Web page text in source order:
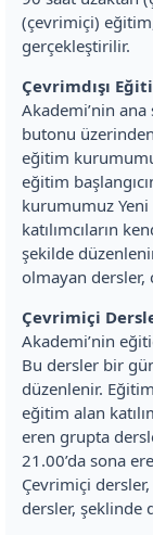
(çevrimiçi)
gerçekleştirilir.
Çevrimdışı
Akademi’nin ana
butonu
eğitim
eğitim
kurumumuz Yeni
katılımcıların
şekilde
olmayan dersler,
Çevrimiçi
Akademi’nin
Bu dersler bir
düzenlenir.
eğitim alan
eren grupta
21.00’da sona
Çevrimiçi
dersler, şeklinde